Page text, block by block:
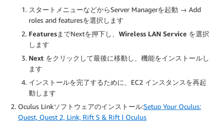
スタートメニューなどからServer Managerを起動 → Add
roles and featuresを選択します
FeaturesまでNextを押下し、 Wireless LAN Service を選択
します
Next をクリックして最後に移動し、機能をインストールし
ます
インストールを完了するために、EC2 インスタンスを再起
動します
Oculus Linkソフトウェアのインストール:Setup Your Oculus:
Quest, Quest 2, Link, Rift S & Rift | Oculus